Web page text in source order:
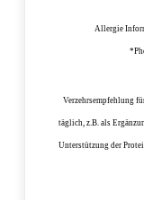
Allergie
Verzehrsempfehlung
täglich, z.B. als
Unterstützung der